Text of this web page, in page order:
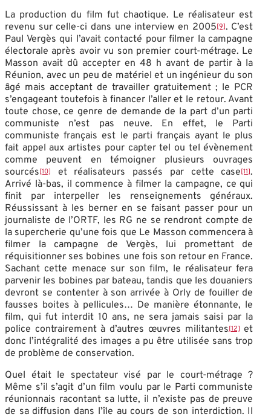
La production du film fut chaotique. Le réalisateur est
revenu sur celle-ci dans une interview en 2005[9]. C’est
Paul Vergès qui l’avait contacté pour filmer la campagne
électorale après avoir vu son premier court-métrage. Le
Masson avait dû accepter en 48 h avant de partir à la
Réunion, avec un peu de matériel et un ingénieur du son
âgé mais acceptant de travailler gratuitement ; le PCR
s’engageant toutefois à financer l’aller et le retour. Avant
toute chose, ce genre de demande de la part d’un parti
communiste n’est pas neuve. En effet, le Parti
communiste français est le parti français ayant le plus
fait appel aux artistes pour capter tel ou tel évènement
comme peuvent en témoigner plusieurs ouvrages
sourcés [10] et réalisateurs passés par cette case [11].
Arrivé là-bas, il commence à filmer la campagne, ce qui
finit par interpeller les renseignements généraux.
Réussissant à les berner en se faisant passer pour un
journaliste de l’ORTF, les RG ne se rendront compte de
la supercherie qu’une fois que Le Masson commencera à
filmer la campagne de Vergès, lui promettant de
réquisitionner ses bobines une fois son retour en France.
Sachant cette menace sur son film, le réalisateur fera
parvenir les bobines par bateau, tandis que les douaniers
devront se contenter à son arrivée à Orly de fouiller de
fausses boites à pellicules… De manière étonnante, le
film, qui fut interdit 10 ans, ne sera jamais saisi par la
police contrairement à d’autres œuvres militantes[12] et
donc l’intégralité des images a pu être utilisée sans trop
de problème de conservation.
Quel était le spectateur visé par le court-métrage ?
Même s’il s’agit d’un film voulu par le Parti communiste
réunionnais racontant sa lutte, il n’existe pas de preuve
de sa diffusion dans l’île au cours de son interdiction. Il